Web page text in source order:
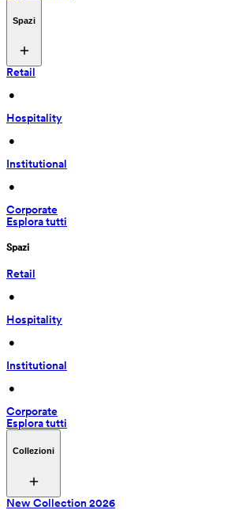
Spazi
Retail
•
Hospitality
•
Institutional
•
Corporate
Esplora tutti
Spazi
Retail
•
Hospitality
•
Institutional
•
Corporate
Esplora tutti
Collezioni
New Collection 2026